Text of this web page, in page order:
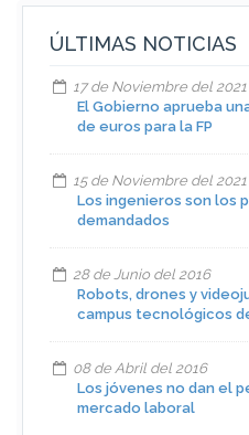
ÚLTIMAS NOTICIAS
17 de Noviembre del 2021
El Gobierno aprueba
de euros para la FP
15 de Noviembre del 2021
Los ingenieros son los
demandados
28 de Junio del 2016
Robots, drones y
campus tecnológicos
08 de Abril del 2016
Los jóvenes no dan el
mercado laboral